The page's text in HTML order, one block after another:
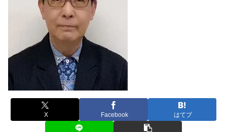
X Facebook はてブ